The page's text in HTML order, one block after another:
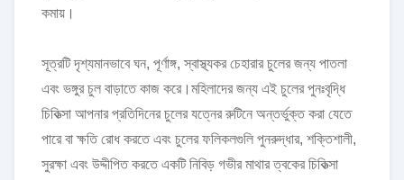
কমায়।
সূত্রটি দৃশ্যমানভাবে ঘন, পূর্ণাঙ্গ, স্বাস্থ্যকর চেহারার চুলের জন্য পাতলা
এবং ভঙ্গুর চুল বাড়াতে কাজ করে।মহিলাদের জন্য এই চুলের পুনঃবৃদ্ধি
চিকিত্সা আপনার প্রতিদিনের চুলের যত্নের রুটিনে অন্তর্ভুক্ত করা যেতে
পারে বা ক্ষতি রোধ করতে এবং চুলের ফলিকলগুলি পুনরুদ্ধার, শক্তিশালী,
সুরক্ষা এবং উদ্দীপিত করতে একটি নিবিড় গভীর মাথার ত্বকের চিকিত্সা